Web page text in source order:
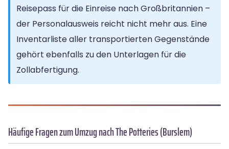
Reisepass für die Einreise nach Großbritannien –
der Personalausweis reicht nicht mehr aus. Eine
Inventarliste aller transportierten Gegenstände
gehört ebenfalls zu den Unterlagen für die
Zollabfertigung.
Häufige Fragen zum Umzug nach The Potteries (Burslem)